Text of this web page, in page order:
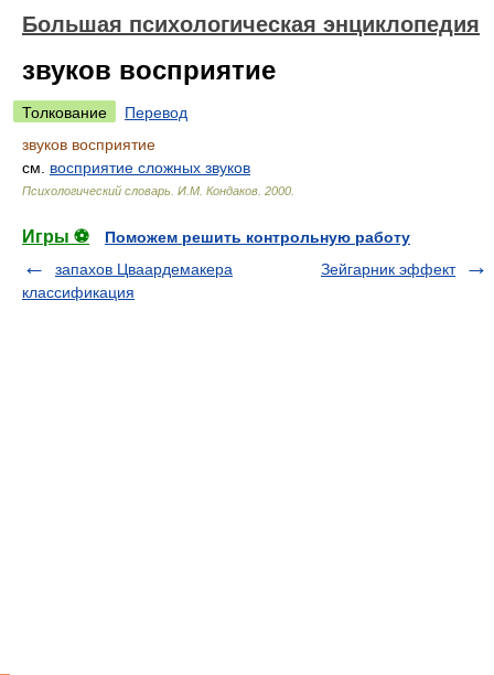
Большая психологическая энциклопедия
звуков восприятие
Толкование
Перевод
звуков восприятие
см. восприятие сложных звуков
Психологический словарь И.М. Кондаков 2000
Игры ⚽
Поможем решить контрольную работу
запахов Цваардемакера
классификация
Зейгарник эффект